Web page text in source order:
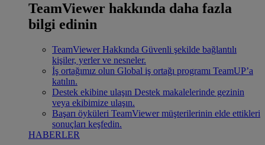
TeamViewer hakkında daha fazla
bilgi edinin
TeamViewer Hakkında Güvenli şekilde bağlantılı
kişiler, yerler ve nesneler.
İş ortağımız olun Global iş ortağı programı TeamUP’a
katılın.
Destek ekibine ulaşın Destek makalelerinde gezinin
veya ekibimize ulaşın.
Başarı öyküleri TeamViewer müşterilerinin elde ettikleri
sonuçları keşfedin.
HABERLER